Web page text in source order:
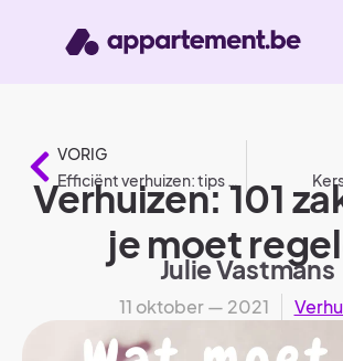
VORIG
Efficiënt verhuizen: tips & tricks
Verhuizen: 101
je moet
Julie Vastmans
11 oktober — 2021